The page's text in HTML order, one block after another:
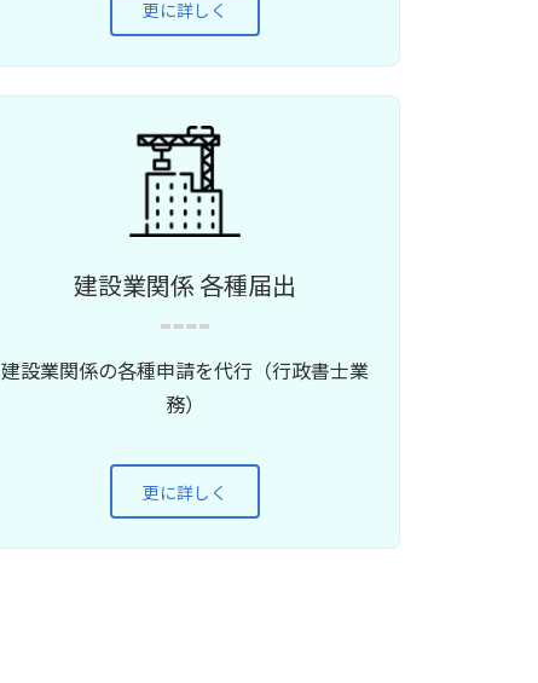
更に詳しく
建設業関係 各種届出
建設業関係の各種申請を代行（行政書士業
務）
更に詳しく